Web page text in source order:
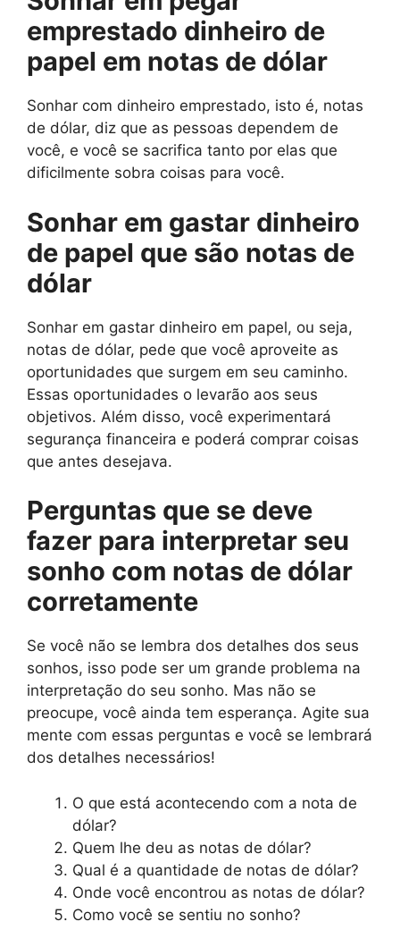
emprestado dinheiro de
papel em notas de dólar
Sonhar com dinheiro emprestado, isto é, notas
de dólar, diz que as pessoas dependem de
você, e você se sacrifica tanto por elas que
dificilmente sobra coisas para você.
Sonhar em gastar dinheiro
de papel que são notas de
dólar
Sonhar em gastar dinheiro em papel, ou seja,
notas de dólar, pede que você aproveite as
oportunidades que surgem em seu caminho.
Essas oportunidades o levarão aos seus
objetivos. Além disso, você experimentará
segurança financeira e poderá comprar coisas
que antes desejava.
Perguntas que se deve
fazer para interpretar seu
sonho com notas de dólar
corretamente
Se você não se lembra dos detalhes dos seus
sonhos, isso pode ser um grande problema na
interpretação do seu sonho. Mas não se
preocupe, você ainda tem esperança. Agite sua
mente com essas perguntas e você se lembrará
dos detalhes necessários!
O que está acontecendo com a nota de
dólar?
Quem lhe deu as notas de dólar?
Qual é a quantidade de notas de dólar?
Onde você encontrou as notas de dólar?
Como você se sentiu no sonho?